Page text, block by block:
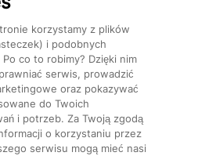
Marki CMS
korzystamy z plików
i podobnych
co to robimy? Dzięki nim
serwis, prowadzić
oraz pokazywać
do Twoich
i potrzeb. Za Twoją zgodą
o korzystaniu przez
serwisu mogą mieć nasi